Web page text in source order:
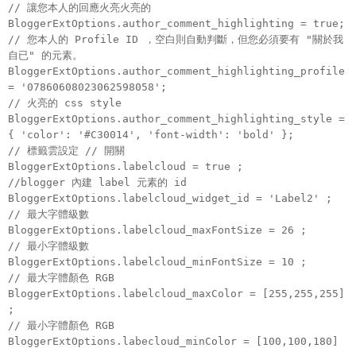
// 讓您本人的回應火亮火亮的
BloggerExtOptions.author_comment_highlighting = true;
// 您本人的 Profile ID ，空白則自動判斷，但您必須要有 "關於我
自已" 的元素。
BloggerExtOptions.author_comment_highlighting_profile
= '07860608023062598058';
// 火亮的 css style
BloggerExtOptions.author_comment_highlighting_style =
{ 'color': '#C30014', 'font-width': 'bold' };
// 標籤雲設定 // 開關
BloggerExtOptions.labelcloud = true ;
//blogger 內建 label 元素的 id
BloggerExtOptions.labelcloud_widget_id = 'Label2' ;
// 最大字體級數
BloggerExtOptions.labelcloud_maxFontSize = 26 ;
// 最小字體級數
BloggerExtOptions.labelcloud_minFontSize = 10 ;
// 最大字體顏色 RGB
BloggerExtOptions.labelcloud_maxColor = [255,255,255]
;
// 最小字體顏色 RGB
BloggerExtOptions.labecloud_minColor = [100,100,180]